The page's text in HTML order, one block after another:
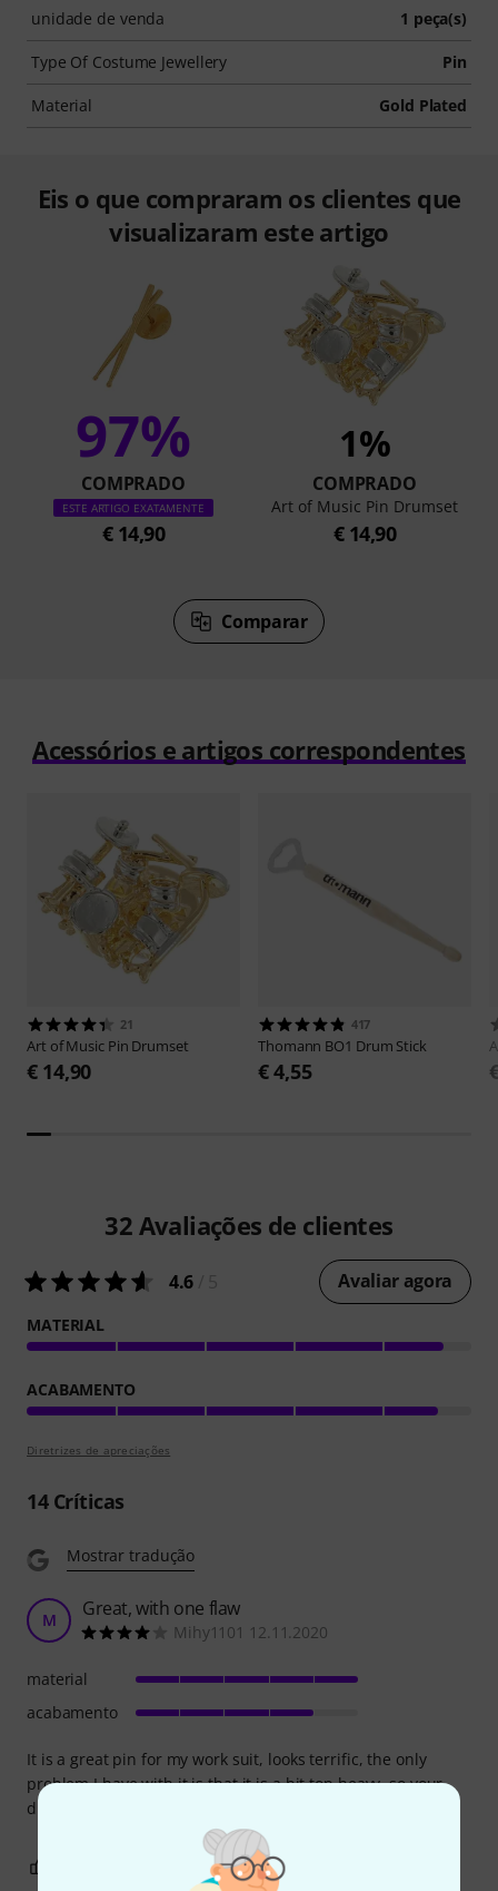
unidade de venda 1 peça(s)
Type Of Costume Jewellery Pin
Material Gold Plated
Eis o que compraram os clientes que
visualizaram este artigo
97%
COMPRADO
ESTE ARTIGO EXATAMENTE
€ 14,90
1%
COMPRADO
Art of Music Pin Drumset
€ 14,90
Comparar
Acessórios e artigos correspondentes
21
Art of Music Pin Drumset
€ 14,90
417
Thomann BO1 Drum Stick
€ 4,55
32 Avaliações de clientes
4.6 Avaliar agora
MATERIAL
ACABAMENTO
Diretrizes de apreciações
14Críticas
Mostrar tradução
M Great, with one flaw
Mihy1101 12.11.2020
It is a great pin for my work suit, looks terrific, the only
problem I have with it is that it is a bit top heavy, so your
drumsticks end up facing downwards after a while.
material
acabamento
REPORTAR A CRÍTICA